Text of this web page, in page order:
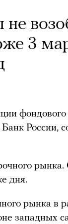
3
фондового
России,
дня.
рынка в
западных